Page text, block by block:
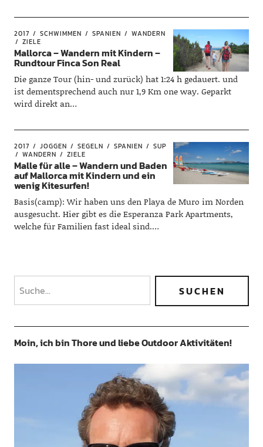
2017 SCHWIMMEN SPANIEN
WANDERN
ZIELE
Mallorca – Wandern mit Kindern –
Rundtour Finca Son Real
Die ganze Tour (hin- und zurück) hat 1:24 h gedauert. und
ist dementsprechend auch nur 1,9 Km one way. Geparkt
wird direkt an…
2017 JOGGEN SEGELN SPANIEN
SUP
WANDERN
ZIELE
Malle für alle – Wandern und Baden
auf Mallorca mit Kindern und ein
wenig Kitesurfen!
Basis(camp): Wir haben uns den Playa de Muro im Norden
ausgesucht. Hier gibt es die Esperanza Park Apartments,
welche für Familien fast ideal sind.…
Moin, ich bin Thore und liebe Outdoor Aktivitäten!